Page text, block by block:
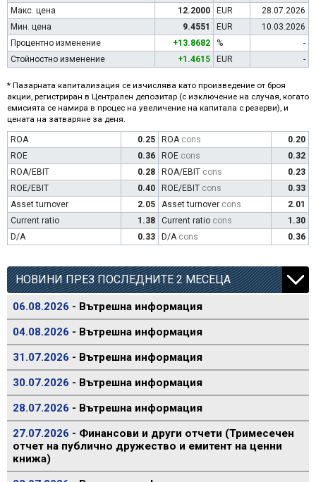
Макс. цена
12.2000 EUR
28.07.2026
Мин. цена
9.4551 EUR
10.03.2026
Процентно изменение
+13.8682 %
-
Стойностно изменение
+1.4615 EUR -
* Пазарната капитализация се изчислява като произведение от броя
акции, регистриран в Централен депозитар (с изключение на случая, когато
емисията се намира в процес на увеличение на капитала с резерви), и
цената на затваряне за деня.
ROA 0.25 ROA cons
0.20
ROE
0.36 ROE cons
0.32
ROA/EBIT
0.28 ROA/EBIT cons
0.23
ROE/EBIT
0.40 ROE/EBIT cons
0.33
Asset turnover
2.05 Asset turnover cons
2.01
Current ratio
1.38 Current ratio cons
1.30
D/A
0.33 D/A cons 0.36
НОВИНИ ПРЕЗ ПОСЛЕДНИТЕ 2 МЕСЕЦА
06.08.2026 - Вътрешна информация
04.08.2026 - Вътрешна информация
31.07.2026 - Вътрешна информация
30.07.2026 - Вътрешна информация
28.07.2026 - Вътрешна информация
27.07.2026 - Финансови и други отчети (Тримесечен
отчет на публично дружество и емитент на ценни
книжа)